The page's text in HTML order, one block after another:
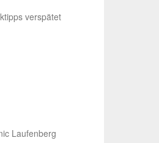
verspätet
Laufenberg